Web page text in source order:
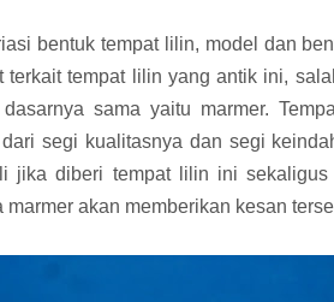
bentuk tempat lilin, model dan
tempat lilin yang antik ini,
sama yaitu marmer.
segi kualitasnya dan segi
jika diberi tempat lilin ini
akan memberikan kesan